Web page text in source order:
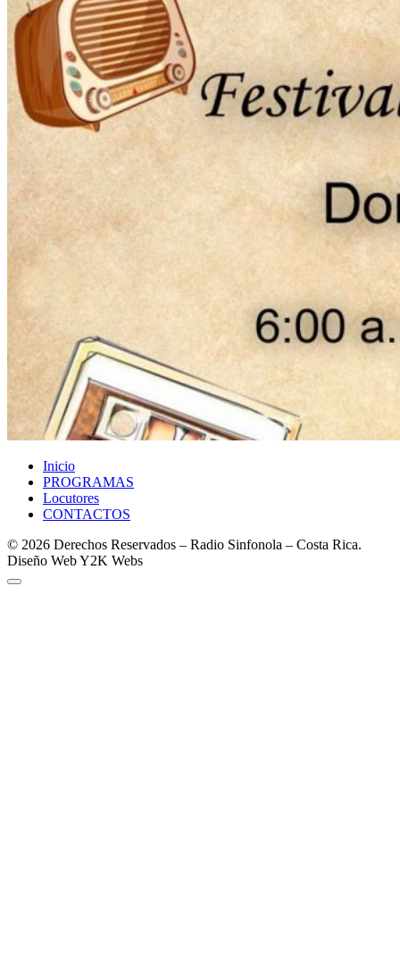
Inicio
PROGRAMAS
Locutores
CONTACTOS
© 2026 Derechos Reservados – Radio Sinfonola – Costa Rica.
Diseño Web Y2K Webs